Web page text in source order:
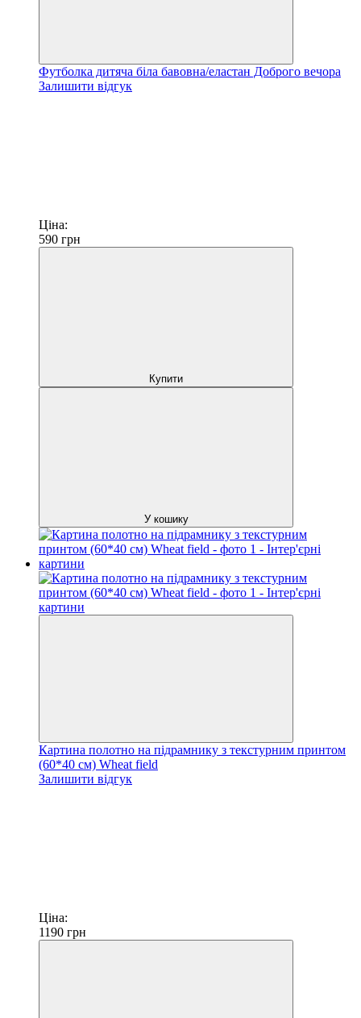
Футболка дитяча біла бавовна/еластан Доброго вечора
Залишити відгук
Ціна:
590 грн
Купити
У кошику
Картина полотно на підрамнику з текстурним принтом
(60*40 см) Wheat field
Залишити відгук
Ціна:
1190 грн